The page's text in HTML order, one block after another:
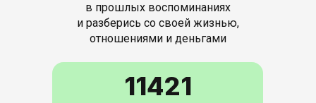
в прошлых воспоминаниях
и разберись со своей жизнью,
отношениями и деньгами
11421